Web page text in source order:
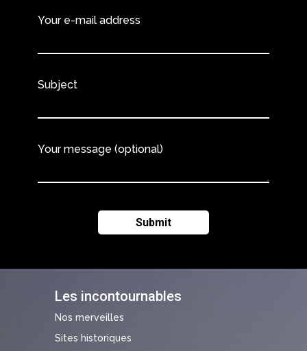
Les incontournables
Nos merveilles
Sites historiques
Your e-mail address
Subject
Your message (optional)